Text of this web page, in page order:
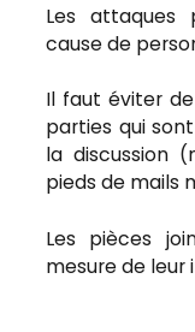
Les attaques
cause de
Il faut éviter
parties qui
la discussion
pieds de mails
Les pièces
mesure de